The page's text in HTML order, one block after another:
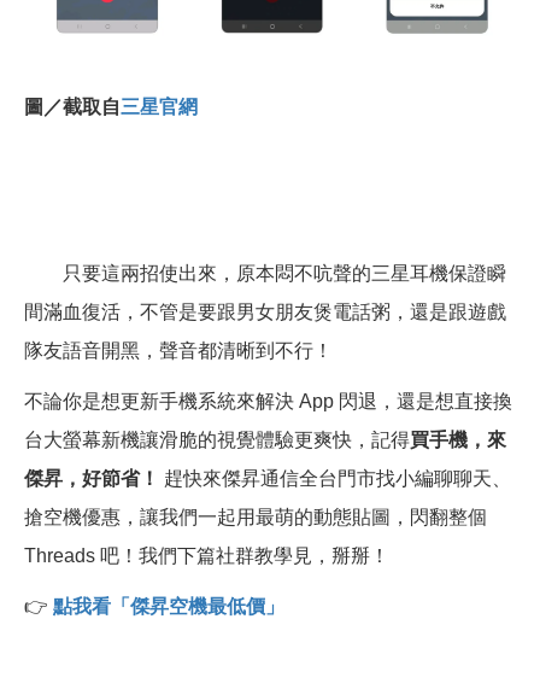
圖／截取自三星官網
只要這兩招使出來，原本悶不吭聲的三星耳機保證瞬
間滿血復活，不管是要跟男女朋友煲電話粥，還是跟遊戲
隊友語音開黑，聲音都清晰到不行！
不論你是想更新手機系統來解決 App 閃退，還是想直接換
台大螢幕新機讓滑脆的視覺體驗更爽快，記得買手機，來
傑昇，好節省！
趕快來傑昇通信全台門市找小編聊聊天、
搶空機優惠，讓我們一起用最萌的動態貼圖，閃翻整個
Threads 吧！我們下篇社群教學見，掰掰！
👉 點我看「傑昇空機最低價」